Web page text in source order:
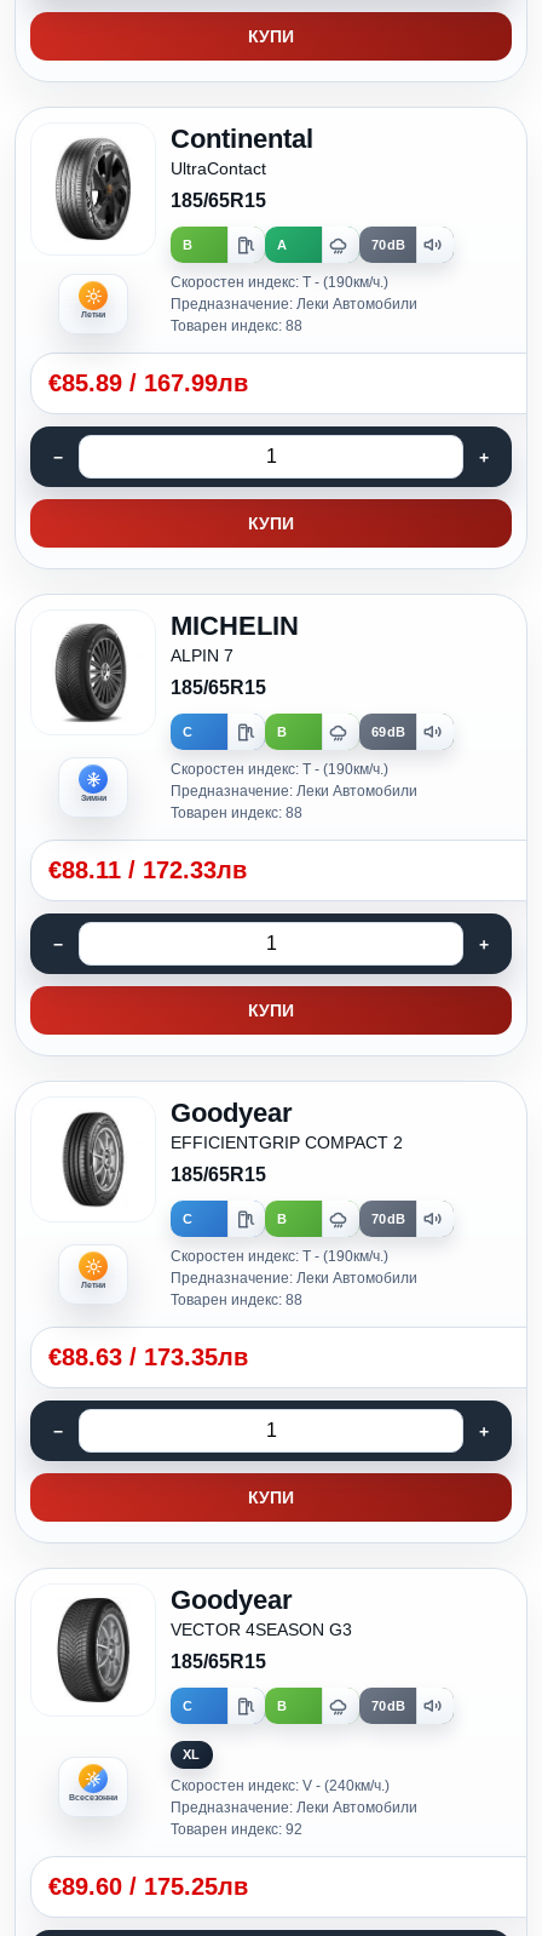
КУПИ
Летни
Continental
UltraContact
185/65R15
B A 70dB
Скоростен индекс: T - (190км/ч.)
Предназначение: Леки Автомобили
Товарен индекс: 88
€85.89 / 167.99лв
КУПИ
Зимни
MICHELIN
ALPIN 7
185/65R15
C B 69dB
Скоростен индекс: T - (190км/ч.)
Предназначение: Леки Автомобили
Товарен индекс: 88
€88.11 / 172.33лв
КУПИ
Летни
Goodyear
EFFICIENTGRIP COMPACT 2
185/65R15
C B 70dB
Скоростен индекс: T - (190км/ч.)
Предназначение: Леки Автомобили
Товарен индекс: 88
€88.63 / 173.35лв
КУПИ
Всесезонни
Goodyear
VECTOR 4SEASON G3
185/65R15
C B 70dB
XL
Скоростен индекс: V - (240км/ч.)
Предназначение: Леки Автомобили
Товарен индекс: 92
€89.60 / 175.25лв